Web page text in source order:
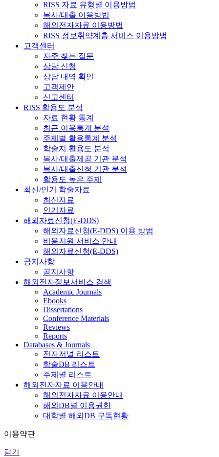
RISS 자료 유형별 이용방법
복사/대출 이용방법
해외전자자료 이용방법
RISS 정보취약계층 서비스 이용방법
고객센터
자주 찾는 질문
상담 신청
상담 내역 확인
고객제안
신고센터
RISS 활용도 분석
자료 현황 통계
최근 이용통계 분석
주제별 활용통계 분석
학술지 활용도 분석
복사/대출제공 기관 분석
복사/대출신청 기관 분석
활용도 높은 주제
최신/인기 학술자료
최신자료
인기자료
해외자료신청(E-DDS)
해외자료신청(E-DDS) 이용 방법
비용지원 서비스 안내
해외자료신청(E-DDS)
공지사항
공지사항
해외전자정보서비스 검색
Academic Journals
Ebooks
Dissertations
Conference Materials
Reviews
Reports
Databases & Journals
전자저널 리스트
학술DB 리스트
주제별 리스트
해외전자자료 이용안내
해외전자자료 이용안내
해외DB별 이용권한
대학별 해외DB 구독현황
이용약관
닫기